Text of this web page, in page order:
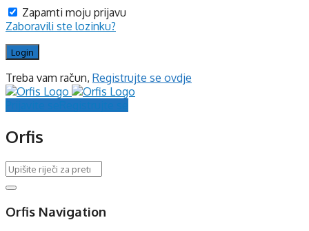
Zapamti moju prijavu
Zaboravili ste lozinku?
Treba vam račun, Registrujte se ovdje
Orfis
Orfis Navigation